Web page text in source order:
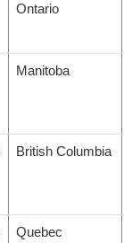
Ontario
Manitoba
British Columbia
Quebec